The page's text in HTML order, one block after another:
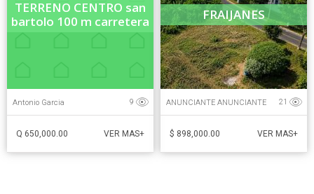
TERRENO CENTRO san
bartolo 100 m carretera
Antonio Garcia 9
Q 650,000.00 VER MAS+
FRAIJANES
ANUNCIANTE ANUNCIANTE 21
$ 898,000.00 VER MAS+